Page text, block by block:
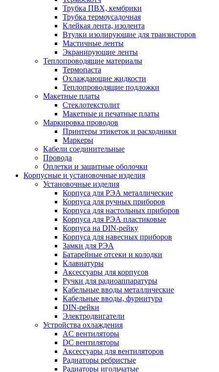
Трубка ПВХ, кембрики
Трубка термоусадочная
Клейкая лента, изолента
Втулки изолирующие для транзисторов
Мастичные ленты
Экранирующие ленты
Теплопроводящие материалы
Термопаста
Охлаждающие жидкости
Теплопроводящие подложки
Макетные платы
Стеклотекстолит
Макетные и печатные платы
Маркировка проводов
Принтеры этикеток и расходники
Маркеры
Кабели соединительные
Провода
Оплетки и защитные оболочки
Корпусные и установочные изделия
Установочные изделия
Корпуса для РЭА металлические
Корпуса для ручных приборов
Корпуса для настольных приборов
Корпуса для РЭА пластиковые
Корпуса на DIN-рейку
Корпуса для навесных приборов
Замки для РЭА
Батарейные отсеки и колодки
Клавиатуры
Аксессуары для корпусов
Ручки для радиоаппаратуры
Кабельные вводы металлические
Кабельные вводы, фурнитура
DIN-рейки
Электродвигатели
Устройства охлаждения
AC вентиляторы
DC вентиляторы
Аксессуары для вентиляторов
Радиаторы ребристые
Радиаторы игольчатые